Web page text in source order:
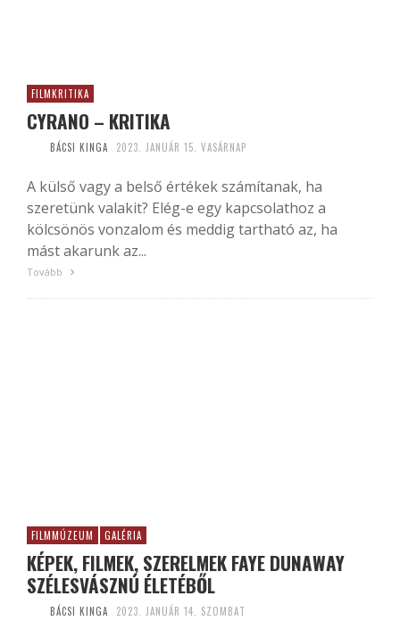
FILMKRITIKA
CYRANO – KRITIKA
BÁCSI KINGA 2023. JANUÁR 15. VASÁRNAP
A külső vagy a belső értékek számítanak, ha
szeretünk valakit? Elég-e egy kapcsolathoz a
kölcsönös vonzalom és meddig tartható az, ha
mást akarunk az...
Tovább
FILMMÚZEUM GALÉRIA
KÉPEK, FILMEK, SZERELMEK FAYE DUNAWAY
SZÉLESVÁSZNÚ ÉLETÉBŐL
BÁCSI KINGA 2023. JANUÁR 14. SZOMBAT